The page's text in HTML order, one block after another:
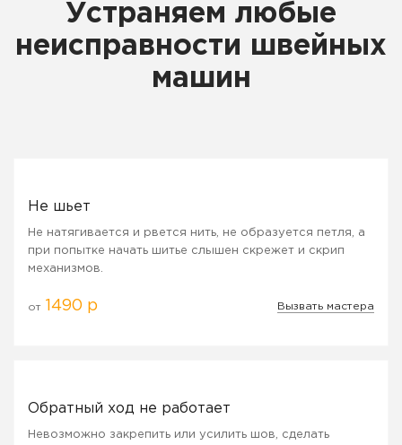
Устраняем любые
неисправности швейных
машин
Не шьет
Не натягивается и рвется нить, не образуется петля, а
при попытке начать шитье слышен скрежет и скрип
механизмов.
от 1490 р Вызвать мастера
Обратный ход не работает
Невозможно закрепить или усилить шов, сделать